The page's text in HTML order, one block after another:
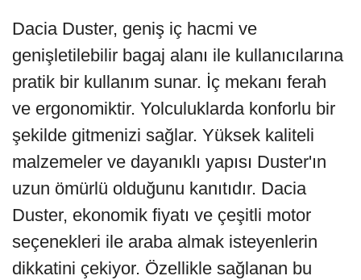
Dacia Duster, geniş iç hacmi ve
genişletilebilir bagaj alanı ile kullanıcılarına
pratik bir kullanım sunar. İç mekanı ferah
ve ergonomiktir. Yolculuklarda konforlu bir
şekilde gitmenizi sağlar. Yüksek kaliteli
malzemeler ve dayanıklı yapısı Duster'ın
uzun ömürlü olduğunu kanıtıdır. Dacia
Duster, ekonomik fiyatı ve çeşitli motor
seçenekleri ile araba almak isteyenlerin
dikkatini çekiyor. Özellikle sağlanan bu